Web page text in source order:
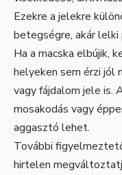
Ezekre a jelekre
betegségre, akár lelki
Ha a macska elbújik,
helyeken sem érzi jól
vagy fájdalom jele
mosakodás vagy
aggasztó lehet.
További
hirtelen